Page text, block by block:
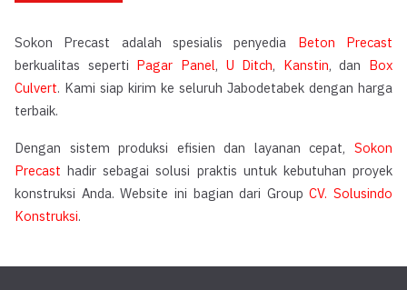
Sokon Precast adalah spesialis penyedia Beton Precast
berkualitas seperti Pagar Panel, U Ditch, Kanstin, dan Box
Culvert. Kami siap kirim ke seluruh Jabodetabek dengan harga
terbaik.
Dengan sistem produksi efisien dan layanan cepat, Sokon
Precast hadir sebagai solusi praktis untuk kebutuhan proyek
konstruksi Anda. Website ini bagian dari GroupCV. Solusindo
Konstruksi.